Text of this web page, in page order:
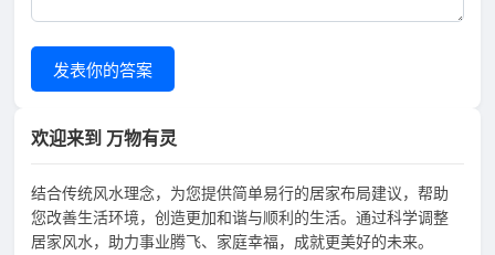
发表你的答案
欢迎来到 万物有灵
结合传统风水理念，为您提供简单易行的居家布局建议，帮助
您改善生活环境，创造更加和谐与顺利的生活。通过科学调整
居家风水，助力事业腾飞、家庭幸福，成就更美好的未来。